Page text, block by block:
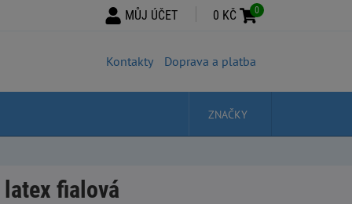
Kontakty Doprava a platba
ZNAČKY
fialová
0 KČ 0
MŮJ ÚČET